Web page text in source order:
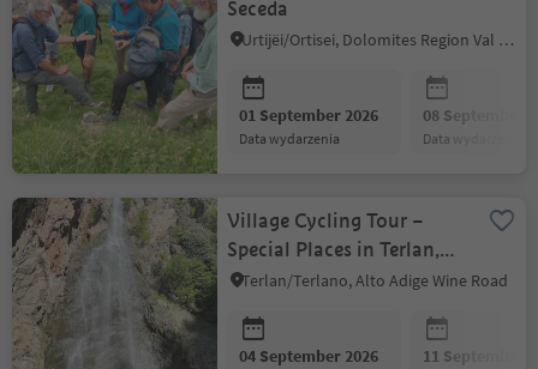
Seceda
Urtijëi/Ortisei, Dolomites Region Val Gardena
01 September 2026
data wydarzenia
08 September
data wydarzenia
Village Cycling Tour –
Special Places in Terlan,
Vilpian, Gargazon and
Terlan/Terlano, Alto Adige Wine Road
04 September 2026 11 September